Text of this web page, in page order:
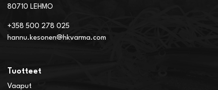
80710 LEHMO
+358 500 278 025
hannu.kesonen@hkvarma.com
Tuotteet
Vaaput